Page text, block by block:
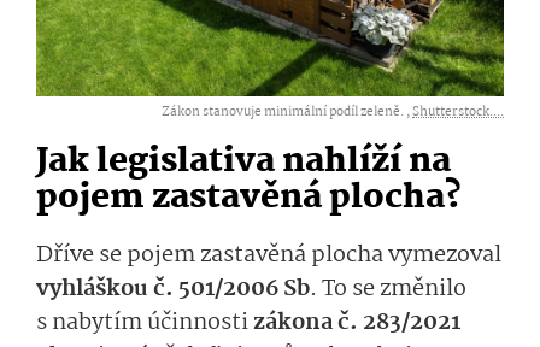
Zákon stanovuje minimální podíl zeleně. ,Shutterstock....
Jak legislativa nahlíží na
pojem zastavěná plocha?
Dříve se pojem zastavěná plocha vymezoval
vyhláškou č. 501/2006 Sb. To se změnilo
s nabytím účinnostizákona č. 283/2021